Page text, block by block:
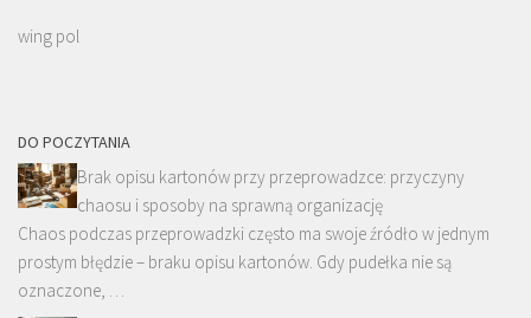
wing pol
DO POCZYTANIA
Brak opisu kartonów przy przeprowadzce: przyczyny
chaosu i sposoby na sprawną organizację
Chaos podczas przeprowadzki często ma swoje źródło w jednym
prostym błędzie – braku opisu kartonów. Gdy pudełka nie są
oznaczone, …